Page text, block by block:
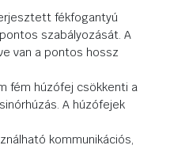
fékfogantyú
szabályozását. A
van a pontos hossz
fém húzófej csökkenti a
A húzófejek
kommunikációs,